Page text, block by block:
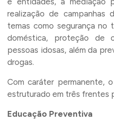
realização de campanhas
temas como segurança no
doméstica, proteção de
pessoas idosas, além da
drogas.
Com caráter permanente,
estruturado em três frentes
Educação Preventiva